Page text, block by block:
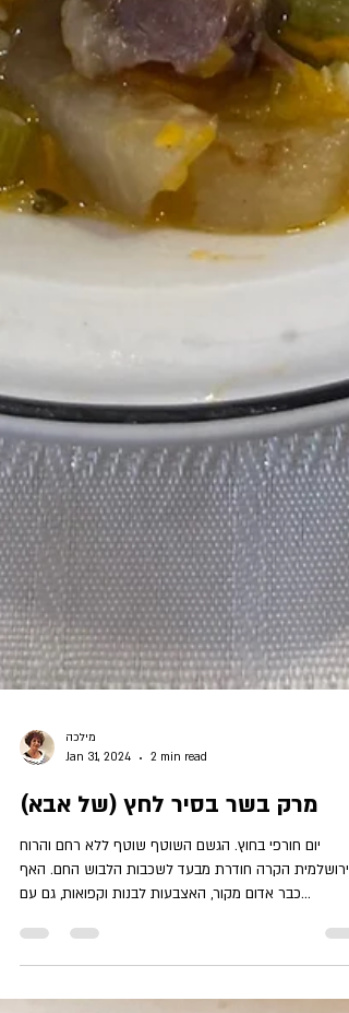
מילכה
Jan 31, 2024
2 min read
מרק בשר בסיר לחץ (של אבא)
הירושלמית הקרה חודרת מבעד לשכבות הלבוש החם. האף